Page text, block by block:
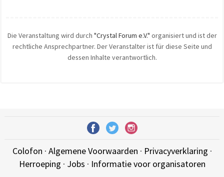
Die Veranstaltung wird durch "Crystal Forum e.V." organisiert und ist der
rechtliche Ansprechpartner. Der Veranstalter ist für diese Seite und
dessen Inhalte verantwortlich.
Colofon · Algemene Voorwaarden · Privacyverklaring ·
Herroeping · Jobs · Informatie voor organisatoren